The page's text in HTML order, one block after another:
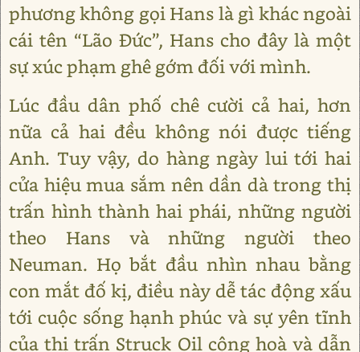
phương không gọi Hans là gì khác ngoài
cái tên “Lão Đức”, Hans cho đây là một
sự xúc phạm ghê gớm đối với mình.
Lúc đầu dân phố chê cười cả hai, hơn
nữa cả hai đều không nói được tiếng
Anh. Tuy vậy, do hàng ngày lui tới hai
cửa hiệu mua sắm nên dần dà trong thị
trấn hình thành hai phái, những người
theo Hans và những người theo
Neuman. Họ bắt đầu nhìn nhau bằng
con mắt đố kị, điều này dễ tác động xấu
tới cuộc sống hạnh phúc và sự yên tĩnh
của thị trấn Struck Oil cộng hoà và dẫn